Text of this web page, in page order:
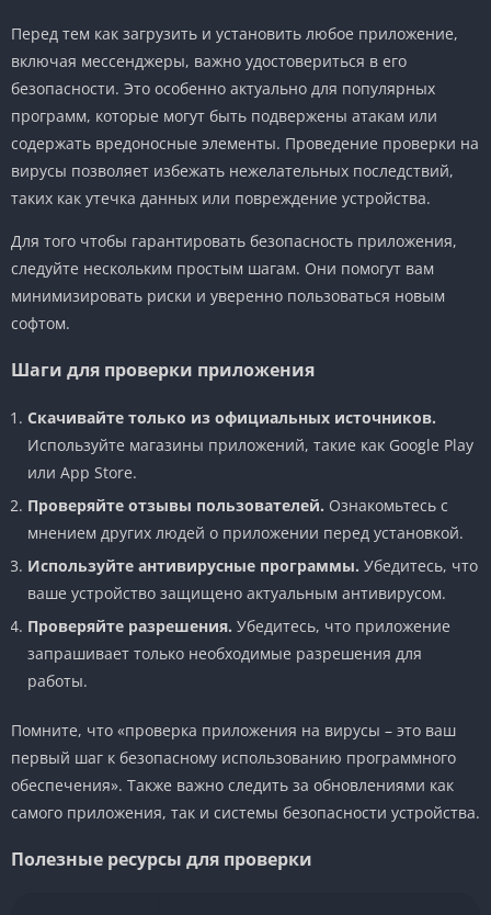
Перед тем как загрузить и установить любое приложение,
включая мессенджеры, важно удостовериться в его
безопасности. Это особенно актуально для популярных
программ, которые могут быть подвержены атакам или
содержать вредоносные элементы. Проведение проверки на
вирусы позволяет избежать нежелательных последствий,
таких как утечка данных или повреждение устройства.
Для того чтобы гарантировать безопасность приложения,
следуйте нескольким простым шагам. Они помогут вам
минимизировать риски и уверенно пользоваться новым
софтом.
Шаги для проверки приложения
Скачивайте только из официальных источников.
Используйте магазины приложений, такие как Google Play
или App Store.
Проверяйте отзывы пользователей. Ознакомьтесь с
мнением других людей о приложении перед установкой.
Используйте антивирусные программы. Убедитесь, что
ваше устройство защищено актуальным антивирусом.
Проверяйте разрешения. Убедитесь, что приложение
запрашивает только необходимые разрешения для
работы.
Помните, что «проверка приложения на вирусы – это ваш
первый шаг к безопасному использованию программного
обеспечения». Также важно следить за обновлениями как
самого приложения, так и системы безопасности устройства.
Полезные ресурсы для проверки